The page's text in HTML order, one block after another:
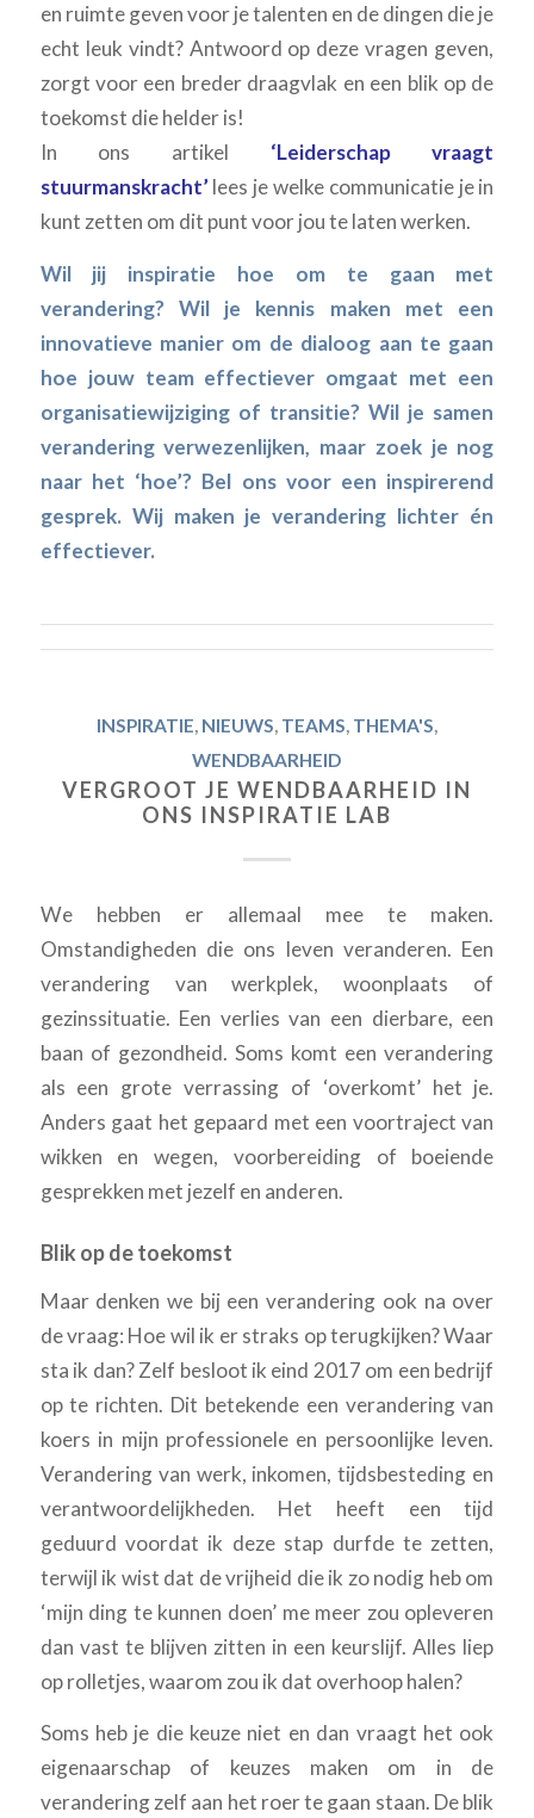
en ruimte geven voor je talenten en de dingen die je
echt leuk vindt? Antwoord op deze vragen geven,
zorgt voor een breder draagvlak en een blik op de
toekomst die helder is!
In ons artikel ‘Leiderschap vraagt
stuurmanskracht’lees je welke communicatie je in
kunt zetten om dit punt voor jou te laten werken.
Wil jij inspiratie hoe om te gaan met
verandering? Wil je kennis maken met een
innovatieve manier om de dialoog aan te gaan
hoe jouw team effectiever omgaat met een
organisatiewijziging of transitie? Wil je samen
verandering verwezenlijken, maar zoek je nog
naar het ‘hoe’? Bel ons voor een inspirerend
gesprek. Wij maken je verandering lichter én
effectiever.
INSPIRATIE NIEUWS TEAMS THEMA'S
WENDBAARHEID
VERGROOT JE WENDBAARHEID IN
ONS INSPIRATIE LAB
We hebben er allemaal mee te maken.
Omstandigheden die ons leven veranderen. Een
verandering van werkplek, woonplaats of
gezinssituatie. Een verlies van een dierbare, een
baan of gezondheid. Soms komt een verandering
als een grote verrassing of ‘overkomt’ het je.
Anders gaat het gepaard met een voortraject van
wikken en wegen, voorbereiding of boeiende
gesprekken met jezelf en anderen.
Blik op de toekomst
Maar denken we bij een verandering ook na over
de vraag: Hoe wil ik er straks op terugkijken? Waar
sta ik dan? Zelf besloot ik eind 2017 om een bedrijf
op te richten. Dit betekende een verandering van
koers in mijn professionele en persoonlijke leven.
Verandering van werk, inkomen, tijdsbesteding en
verantwoordelijkheden. Het heeft een tijd
geduurd voordat ik deze stap durfde te zetten,
terwijl ik wist dat de vrijheid die ik zo nodig heb om
‘mijn ding te kunnen doen’ me meer zou opleveren
dan vast te blijven zitten in een keurslijf. Alles liep
op rolletjes, waarom zou ik dat overhoop halen?
Soms heb je die keuze niet en dan vraagt het ook
eigenaarschap of keuzes maken om in de
verandering zelf aan het roer te gaan staan. De blik